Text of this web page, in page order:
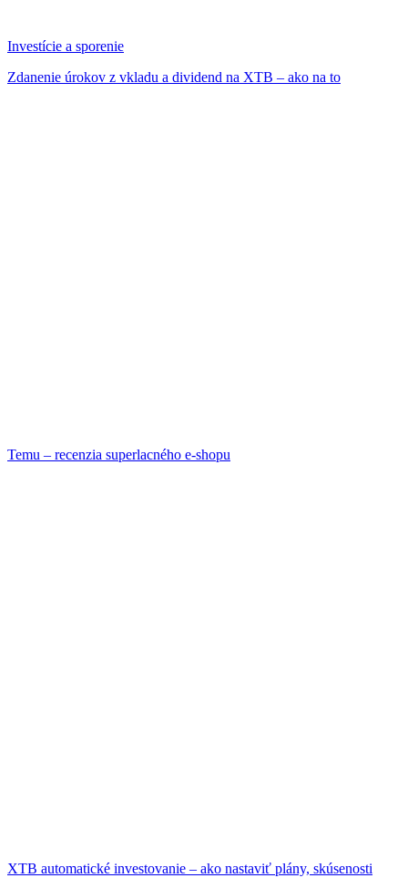
Investície a sporenie
Zdanenie úrokov z vkladu a dividend na XTB – ako na to
Temu – recenzia superlacného e-shopu
XTB automatické investovanie – ako nastaviť plány, skúsenosti